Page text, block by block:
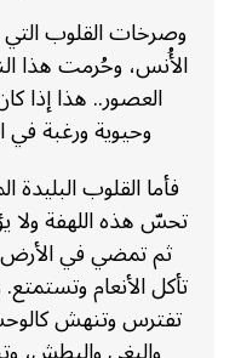
وصرخات القلوب
الأُنس، وحُرمت هذا
العصور.. هذا إذا
وحيوية ورغبة في
فأما القلوب البليدة
تحسّ هذه اللهفة ولا
ثم تمضي في الأرض
تأكل الأنعام
تفترس وتنهش